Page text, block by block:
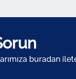
buradan